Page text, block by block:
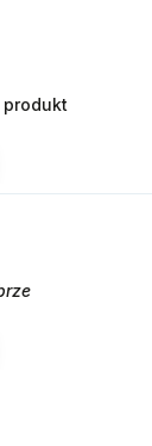
produkt